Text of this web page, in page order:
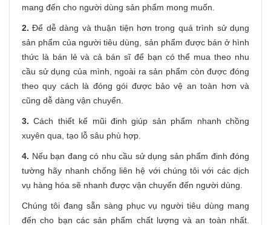
mang đến cho người dùng sản phẩm mong muốn.
2.Để dễ dàng và thuận tiện hơn trong quá trình sử dụng
sản phẩm của người tiêu dùng, sản phẩm được bán ở hình
thức là bán lẻ và cả bán sĩ để bạn có thể mua theo nhu
cầu sử dụng của mình, ngoài ra sản phẩm còn được đóng
theo quy cách là đóng gói được bảo vệ an toàn hơn và
cũng dễ dàng vận chuyển.
3.Cách thiết kế mũi đinh giúp sản phẩm nhanh chồng
xuyên qua, tạo lỗ sâu phù hợp.
4. Nếu bạn đang có nhu cầu sử dụng sản phẩm đinh đóng
tường hãy nhanh chống liên hệ với chúng tôi với các dịch
vụ hàng hóa sẽ nhanh được vận chuyển đến người dùng.
Chúng tôi đang sẵn sàng phục vụ người tiêu dùng mang
đến cho bạn các sản phẩm chất lượng và an toàn nhất.